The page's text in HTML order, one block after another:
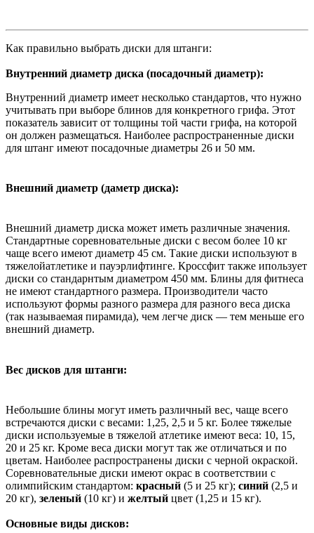
Как правильно выбрать диски для штанги:
Внутренний диаметр диска (посадочный диаметр):
Внутренний диаметр имеет несколько стандартов, что нужно
учитывать при выборе блинов для конкретного грифа. Этот
показатель зависит от толщины той части грифа, на которой
он должен размещаться. Наиболее распространенные диски
для штанг имеют посадочные диаметры 26 и 50 мм.
Внешний диаметр (даметр диска):
Внешний диаметр диска может иметь различные значения.
Стандартные соревновательные диски с весом более 10 кг
чаще всего имеют диаметр 45 см. Такие диски используют в
тяжелойатлетике и пауэрлифтинге. Кроссфит также ипользует
диски со стандарнтым диаметром 450 мм. Блины для фитнеса
не имеют стандартного размера. Производители часто
используют формы разного размера для разного веса диска
(так называемая пирамида), чем легче диск — тем меньше его
внешний диаметр.
Вес дисков для штанги:
Небольшие блины могут иметь различный вес, чаще всего
встречаются диски с весами: 1,25, 2,5 и 5 кг. Более тяжелые
диски используемые в тяжелой атлетике имеют веса: 10, 15,
20 и 25 кг. Кроме веса диски могут так же отличаться и по
цветам. Наиболее распространены диски с черной окраской.
Соревновательные диски имеют окрас в соответствии с
олимпийским стандартом: красный (5 и 25 кг); синий (2,5 и
20 кг), зеленый (10 кг) и желтый цвет (1,25 и 15 кг).
Основные виды дисков: